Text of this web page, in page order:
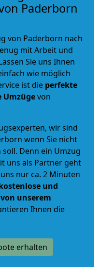
Paderborn
von Paderborn nach
mit Arbeit und
Sie uns Ihnen
wie möglich
ist die perfekte
von
wir sind
wenn Sie nicht
Denn ein Umzug
uns als Partner geht
nur ca. 2 Minuten
und
unserem
Ihnen die
erhalten